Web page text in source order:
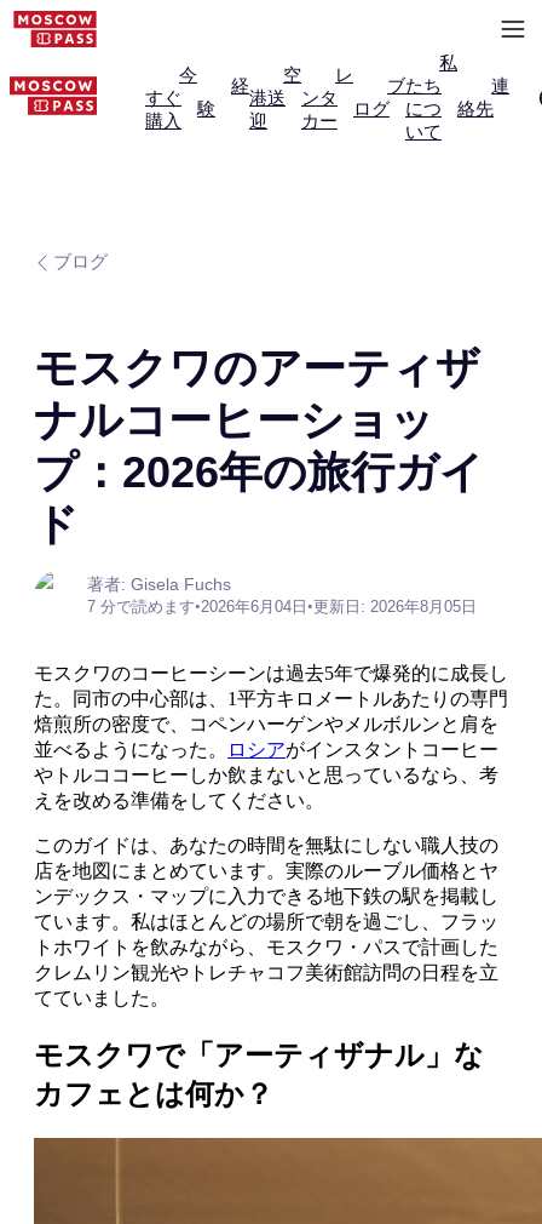
今
すぐ
購入
経
験
空
港送
迎
レ
ンタ
カー
ブ
ログ
私
たち
につ
いて
連
絡先
ブログ
モスクワのアーティザ
ナルコーヒーショッ
プ：2026年の旅行ガイ
ド
著者: Gisela Fuchs
7 分で読めます•2026年6月04日 •更新日: 2026年8月05日
モスクワのコーヒーシーンは過去5年で爆発的に成長し
た。同市の中心部は、1平方キロメートルあたりの専門
焙煎所の密度で、コペンハーゲンやメルボルンと肩を
並べるようになった。
ロシアがインスタントコーヒー
やトルココーヒーしか飲まないと思っているなら、考
えを改める準備をしてください。
このガイドは、あなたの時間を無駄にしない職人技の
店を地図にまとめています。実際のルーブル価格とヤ
ンデックス・マップに入力できる地下鉄の駅を掲載し
ています。私はほとんどの場所で朝を過ごし、フラッ
トホワイトを飲みながら、モスクワ・パスで計画した
クレムリン観光やトレチャコフ美術館訪問の日程を立
てていました。
モスクワで「アーティザナル」な
カフェとは何か？